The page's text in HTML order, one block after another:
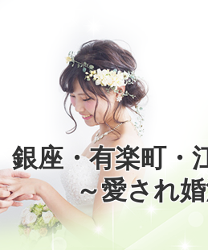
銀座・有楽町・
～愛され